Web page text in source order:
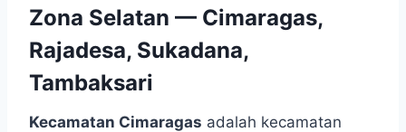
Zona Selatan — Cimaragas,
Rajadesa, Sukadana,
Tambaksari
Kecamatan Cimaragas adalah kecamatan